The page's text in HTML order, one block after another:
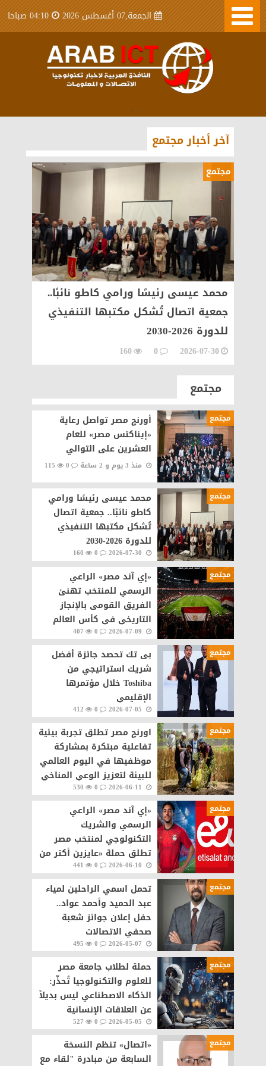
الجمعة,07 أغسطس 2026 04:10 صباحا
.
آخر أخبار مجتمع
مجتمع
محمد عيسى رئيسًا ورامي كاطو نائبًا..
جمعية اتصال تُشكل مكتبها التنفيذي
للدورة 2026-2030
2026-07-30
0
160
مجتمع
مجتمع
أورنچ مصر تواصل رعاية
«إيناكتس مصر» للعام
العشرين على التوالي
منذ 3 يوم و 2 ساعة 0
115
مجتمع
محمد عيسى رئيسًا ورامي
كاطو نائبًا.. جمعية اتصال
تُشكل مكتبها التنفيذي
للدورة 2026-2030
0
160
مجتمع
«إي آند مصر» الراعي
الرسمي للمنتخب تهنئ
الفريق القومى بالإنجاز
التاريخي في كأس العالم
0
407
مجتمع
بى تك تحصد جائزة أفضل
شريك استراتيجي من
Toshiba خلال مؤتمرها
الإقليمي
0
412
مجتمع
اورنچ مصر تطلق تجربة بيئية
تفاعلية مبتكرة بمشاركة
موظفيها في اليوم العالمي
للبيئة لتعزيز الوعي المناخي
0
530
مجتمع
«إي آند مصر» الراعي
الرسمي والشريك
التكنولوجي لمنتخب مصر
تطلق حملة «عايزين أكتر من
اللي بنحلم بيه» في مونديال
2026
0
441
مجتمع
تحمل اسمي الراحلين لمياء
عبد الحميد وأحمد عواد..
حفل إعلان جوائز شعبة
صحفي الاتصالات
والتكنولوجيا ١٥ مايو0
495
مجتمع
حملة لطلاب جامعة مصر
للعلوم والتكنولوجيا تُحذّر:
الذكاء الاصطناعي ليس بديلاً
عن العلاقات الإنسانية
0
527
مجتمع
«اتصال» تنظم النسخة
السابعة من مبادرة "لقاء مع